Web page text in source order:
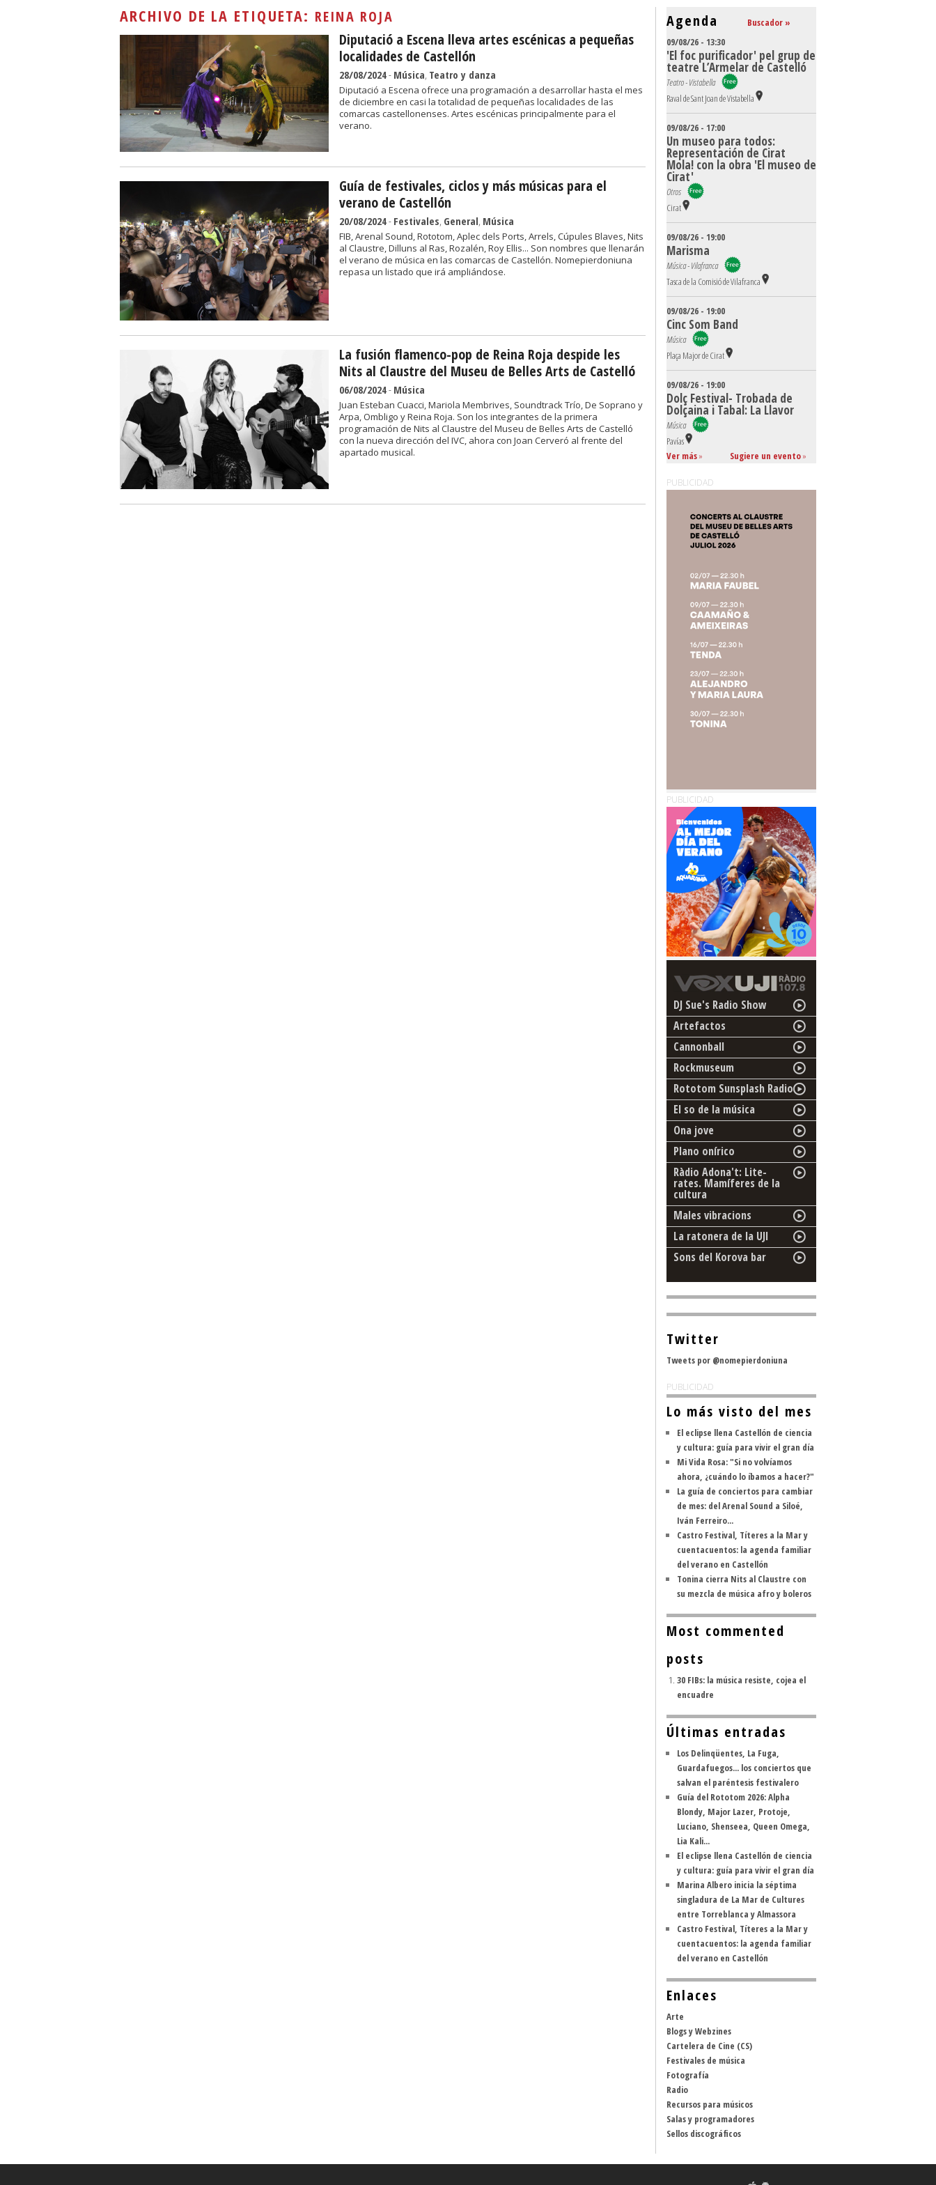
ARCHIVO DE LA ETIQUETA: REINA ROJA
Diputació a Escena lleva artes escénicas a pequeñas
localidades de Castellón
28/08/2024- Música, Teatro y danza
Diputació a Escena ofrece una programación a desarrollar hasta el mes
de diciembre en casi la totalidad de pequeñas localidades de las
comarcas castellonenses. Artes escénicas principalmente para el
verano.
Guía de festivales, ciclos y más músicas para el
verano de Castellón
20/08/2024- Festivales, General, Música
FIB, Arenal Sound, Rototom, Aplec dels Ports, Arrels, Cúpules Blaves, Nits
al Claustre, Dilluns al Ras, Rozalén, Roy Ellis... Son nombres que llenarán
el verano de música en las comarcas de Castellón. Nomepierdoniuna
repasa un listado que irá ampliándose.
La fusión flamenco-pop de Reina Roja despide les
Nits al Claustre del Museu de Belles Arts de Castelló
06/08/2024- Música
Juan Esteban Cuacci, Mariola Membrives, Soundtrack Trío, De Soprano y
Arpa, Ombligo y Reina Roja. Son los integrantes de la primera
programación de Nits al Claustre del Museu de Belles Arts de Castelló
con la nueva dirección del IVC, ahora con Joan Cerveró al frente del
apartado musical.
Agenda
Buscador »
09/08/26 - 13:30
'El foc purificador' pel grup de
teatre L’Armelar de Castelló
Teatro - Vistabella
Raval de Sant Joan de Vistabella
09/08/26 - 17:00
Un museo para todos:
Representación de Cirat
Mola! con la obra 'El museo de
Cirat'
Otros
Cirat
09/08/26 - 19:00
Marisma
Música - Vilafranca
Tasca de la Comisió de Vilafranca
09/08/26 - 19:00
Cinc Som Band
Música
Plaça Major de Cirat
09/08/26 - 19:00
Dolç Festival- Trobada de
Dolçaina i Tabal: La Llavor
Música
Pavías
Ver más» Sugiere un evento»
PUBLICIDAD
PUBLICIDAD
DJ Sue's Radio Show
Artefactos
Cannonball
Rockmuseum
Rototom Sunsplash Radio
El so de la música
Ona jove
Plano onírico
Ràdio Adona't: Lite-
rates. Mamíferes de la
cultura
Males vibracions
La ratonera de la UJI
Sons del Korova bar
Twitter
Tweets por @nomepierdoniuna
PUBLICIDAD
Lo más visto del mes
El eclipse llena Castellón de ciencia
y cultura: guía para vivir el gran día
Mi Vida Rosa: "Si no volvíamos
ahora, ¿cuándo lo íbamos a hacer?"
La guía de conciertos para cambiar
de mes: del Arenal Sound a Siloé,
Iván Ferreiro...
Castro Festival, Títeres a la Mar y
cuentacuentos: la agenda familiar
del verano en Castellón
Tonina cierra Nits al Claustre con
su mezcla de música afro y boleros
Most commented
posts
30 FIBs: la música resiste, cojea el
encuadre
Últimas entradas
Los Delinqüentes, La Fuga,
Guardafuegos... los conciertos que
salvan el paréntesis festivalero
Guía del Rototom 2026: Alpha
Blondy, Major Lazer, Protoje,
Luciano, Shenseea, Queen Omega,
Lia Kali...
El eclipse llena Castellón de ciencia
y cultura: guía para vivir el gran día
Marina Albero inicia la séptima
singladura de La Mar de Cultures
entre Torreblanca y Almassora
Castro Festival, Títeres a la Mar y
cuentacuentos: la agenda familiar
del verano en Castellón
Enlaces
Arte
Blogs y Webzines
Cartelera de Cine (CS)
Festivales de música
Fotografía
Radio
Recursos para músicos
Salas y programadores
Sellos discográficos